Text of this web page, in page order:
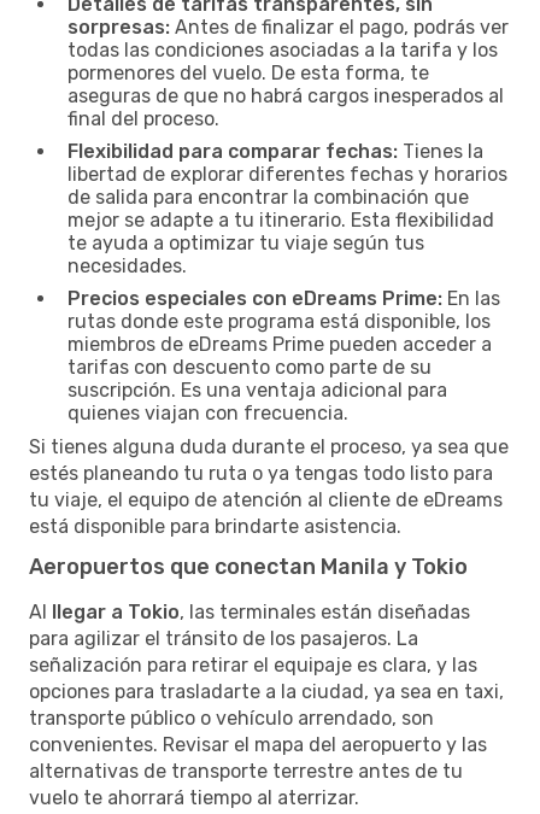
sorpresas: Antes de finalizar el pago, podrás ver
todas las condiciones asociadas a la tarifa y los
pormenores del vuelo. De esta forma, te
aseguras de que no habrá cargos inesperados al
final del proceso.
Flexibilidad para comparar fechas: Tienes la
libertad de explorar diferentes fechas y horarios
de salida para encontrar la combinación que
mejor se adapte a tu itinerario. Esta flexibilidad
te ayuda a optimizar tu viaje según tus
necesidades.
Precios especiales con eDreams Prime: En las
rutas donde este programa está disponible, los
miembros de eDreams Prime pueden acceder a
tarifas con descuento como parte de su
suscripción. Es una ventaja adicional para
quienes viajan con frecuencia.
Si tienes alguna duda durante el proceso, ya sea que
estés planeando tu ruta o ya tengas todo listo para
tu viaje, el equipo de atención al cliente de eDreams
está disponible para brindarte asistencia.
Aeropuertos que conectan Manila y Tokio
Al llegar a Tokio, las terminales están diseñadas
para agilizar el tránsito de los pasajeros. La
señalización para retirar el equipaje es clara, y las
opciones para trasladarte a la ciudad, ya sea en taxi,
transporte público o vehículo arrendado, son
convenientes. Revisar el mapa del aeropuerto y las
alternativas de transporte terrestre antes de tu
vuelo te ahorrará tiempo al aterrizar.